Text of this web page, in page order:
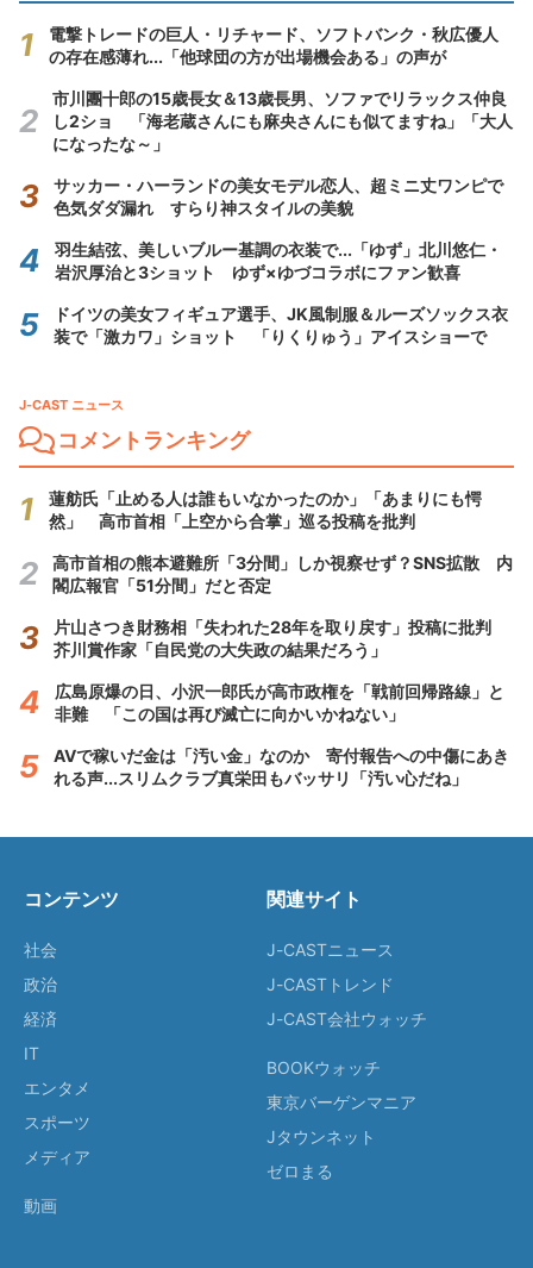
電撃トレードの巨人・リチャード、ソフトバンク・秋広優人
の存在感薄れ...「他球団の方が出場機会ある」の声が
市川團十郎の15歳長女＆13歳長男、ソファでリラックス仲良
し2ショ 「海老蔵さんにも麻央さんにも似てますね」「大人
になったな～」
サッカー・ハーランドの美女モデル恋人、超ミニ丈ワンピで
色気ダダ漏れ すらり神スタイルの美貌
羽生結弦、美しいブルー基調の衣装で...「ゆず」北川悠仁・
岩沢厚治と3ショット ゆず×ゆづコラボにファン歓喜
ドイツの美女フィギュア選手、JK風制服＆ルーズソックス衣
装で「激カワ」ショット 「りくりゅう」アイスショーで
J-CAST ニュース
コメントランキング
蓮舫氏「止める人は誰もいなかったのか」「あまりにも愕
然」 高市首相「上空から合掌」巡る投稿を批判
高市首相の熊本避難所「3分間」しか視察せず？SNS拡散 内
閣広報官「51分間」だと否定
片山さつき財務相「失われた28年を取り戻す」投稿に批判
芥川賞作家「自民党の大失政の結果だろう」
広島原爆の日、小沢一郎氏が高市政権を「戦前回帰路線」と
非難 「この国は再び滅亡に向かいかねない」
AVで稼いだ金は「汚い金」なのか 寄付報告への中傷にあき
れる声...スリムクラブ真栄田もバッサリ「汚い心だね」
コンテンツ
社会
政治
経済
IT
エンタメ
スポーツ
メディア
動画
関連サイト
J-CASTニュース
J-CASTトレンド
J-CAST会社ウォッチ
BOOKウォッチ
東京バーゲンマニア
Jタウンネット
ゼロまる